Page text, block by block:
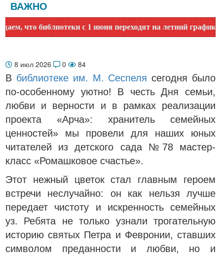
ВАЖНО
что библиотеки с 1 июня переходят на летний график
8 июл 2026 0 84
В библиотеке им. М. Сеспеля сегодня было
по-особенному уютно! В честь Дня семьи,
любви и верности и в рамках реализации
проекта «Арча»: хранитель семейных
ценностей» мы провели для наших юных
читателей из детского сада №78 мастер-
класс «Ромашковое счастье».
Этот нежный цветок стал главным героем
встречи неслучайно: он как нельзя лучше
передает чистоту и искренность семейных
уз. Ребята не только узнали трогательную
историю святых Петра и Февронии, ставших
символом преданности и любви, но и